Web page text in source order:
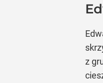
z